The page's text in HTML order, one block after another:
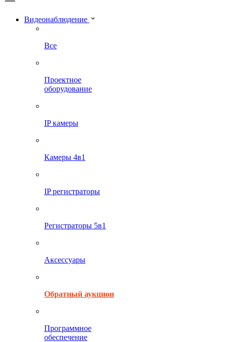
Видеонаблюдение
Все
Проектное
оборудование
IP камеры
Камеры 4в1
IP регистраторы
Регистраторы 5в1
Аксессуары
Обратный аукцион
Программное
обеспечение